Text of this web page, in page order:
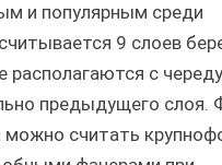
и популярным среди
9 слоев
располагаются с
предыдущего слоя.
считать